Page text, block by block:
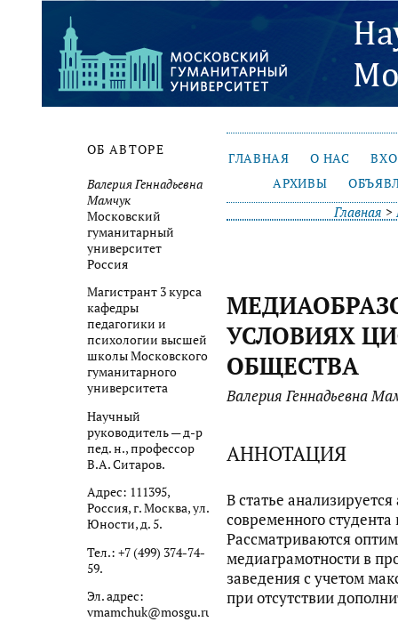
ОБ АВТОРЕ
Валерия Геннадьевна
Мамчук
Московский
гуманитарный
университет
Россия
Магистрант 3 курса
кафедры
педагогики и
психологии высшей
школы Московского
гуманитарного
университета
Научный
руководитель — д-р
пед. н., профессор
В.А. Ситаров.
Адрес: 111395,
Россия, г. Москва, ул.
Юности, д. 5.
Тел.: +7 (499) 374-74-
59.
Эл. адрес:
vmamchuk@mosgu.ru
ГЛАВНАЯ О НАС
АРХИВЫ
Главная >
УСЛОВИЯХ
ОБЩЕСТВА
Валерия Геннадьевна
АННОТАЦИЯ
В статье
современного
Рассматриваются
медиаграмотности в
заведения с учетом
при отсутствии